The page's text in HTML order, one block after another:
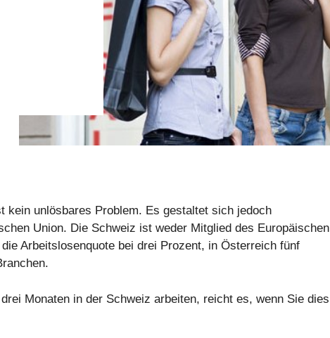
kein unlösbares Problem. Es gestaltet sich jedoch
Union. Die Schweiz ist weder Mitglied des Europäischen
Arbeitslosenquote bei drei Prozent, in Österreich fünf
Monaten in der Schweiz arbeiten, reicht es, wenn Sie dies